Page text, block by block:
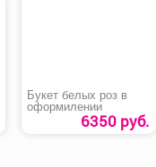
Букет белых роз в
оформилении
6350 руб.